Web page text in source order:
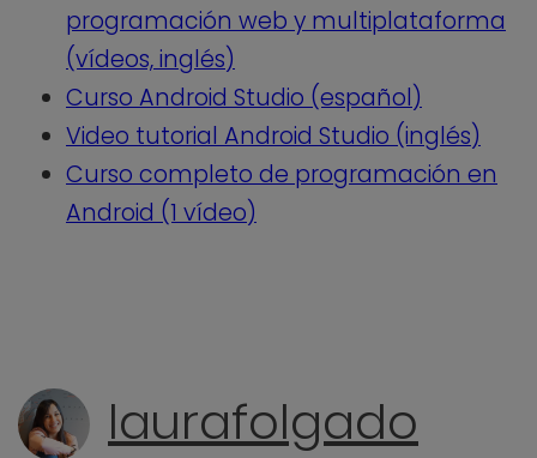
programación web y multiplataforma
(vídeos, inglés)
Curso Android Studio (español)
Video tutorial Android Studio (inglés)
Curso completo de programación en
Android (1 vídeo)
laurafolgado